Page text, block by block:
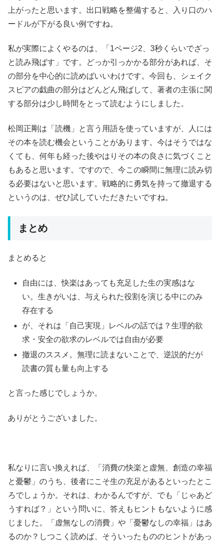
上がったと思います。出口戦略を整備すると、入り口のハ
ードルが下がる良い例ですね。
私が実際によくやるのは、「1ページ2、3秒くらいでざっ
と読み飛ばす」です。どっか引っかかる部分があれば、そ
の部分を中心的に読めばいいわけです。今回も、シェイク
スピアの戯曲の部分はどんどん飛ばして、著者の主張に関
する部分は少し時間をとって読むようにしました。
松岡正剛は「読機」と言う用語を使っていますが、人には
その本を読む機会ということがあります。今はそうではな
くても、何年も経った後やはりその本の良さに気づくこと
もあると思います。ですので、今この瞬間に無理に読み切
る必要はないと思います。戦略的に勇気を持って撤退する
というのは、ぜひ試していただきたいですね。
まとめ
まとめると
自由には、快楽はあっても充足した生の実感はな
い。生きがいは、与えられた役割を演じる中にのみ
存在する
が、それは「自己実現」レベルの話では？生理的欲
求・安全の欲求のレベルでは自由が必要
撤退のススメ。無理に読まないことで、逆説的だが
読書の質も量も向上する
と言った感じでしょうか。
ありがとうございました。
私なりに言い換えれば、「消費の快楽と虚無、創造の幸福
と憂鬱」のうち、後者にこそ生の充足があるといったとこ
ろでしょうか。それは、わかるんですが、でも「じゃあど
うすれば？」という問いに、答えもヒントもないように感
じました。「虚無なしの消費」や「憂鬱なしの幸福」はあ
るのか？しつこく読めば、そういったもののヒントがあっ